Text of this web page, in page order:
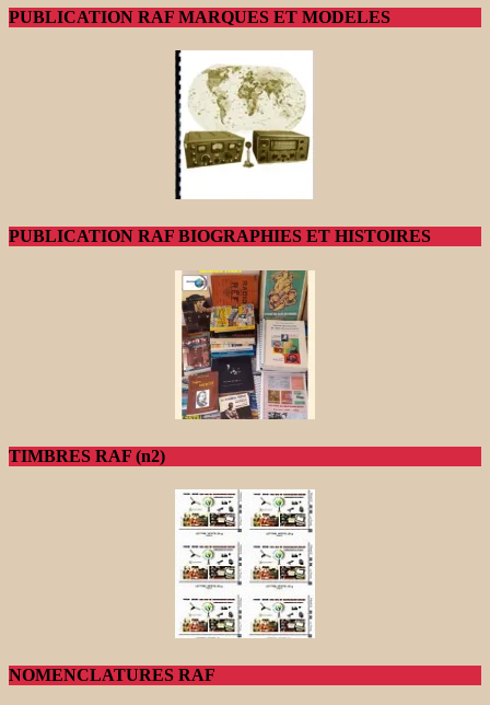
PUBLICATION RAF MARQUES ET MODELES
PUBLICATION RAF BIOGRAPHIES ET HISTOIRES
TIMBRES RAF (n2)
NOMENCLATURES RAF